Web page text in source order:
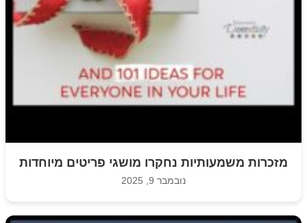
מזכרות משמעותיות נחקרו מושגי פריטים מיוחדות
נובמבר 9, 2025